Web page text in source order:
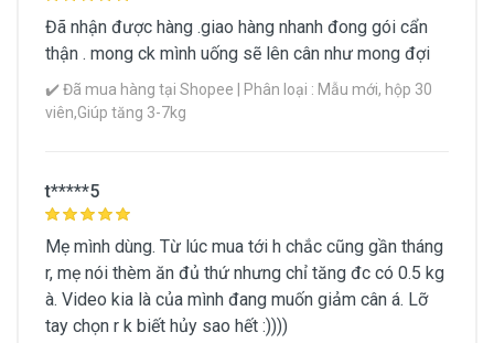
Đã nhận được hàng .giao hàng nhanh đong gói cẩn
thận . mong ck mình uống sẽ lên cân như mong đợi
✔️ Đã mua hàng tại Shopee | Phân loại : Mẫu mới, hộp 30
viên,Giúp tăng 3-7kg
t*****5
Mẹ mình dùng. Từ lúc mua tới h chắc cũng gần tháng
r, mẹ nói thèm ăn đủ thứ nhưng chỉ tăng đc có 0.5 kg
à. Video kia là của mình đang muốn giảm cân á. Lỡ
tay chọn r k biết hủy sao hết :))))